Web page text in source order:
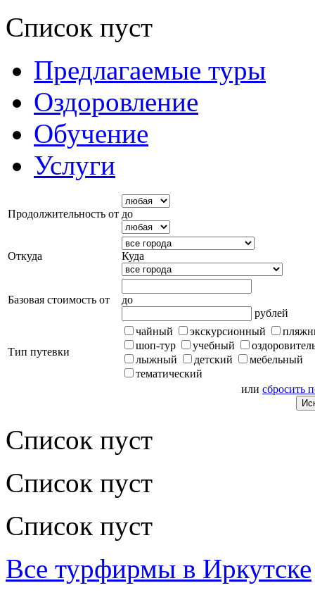
Список пуст
Предлагаемые туры
Оздоровление
Обучение
Услуги
Продолжительность от до
Откуда Куда
Базовая стоимость от
до
рублей
Тип путевки
чайный экскурсионный
шоп-тур
учебный
лыжный
детский
мебельный
тематический
или сбросить
Список пуст
Список пуст
Список пуст
Все турфирмы в Иркутске